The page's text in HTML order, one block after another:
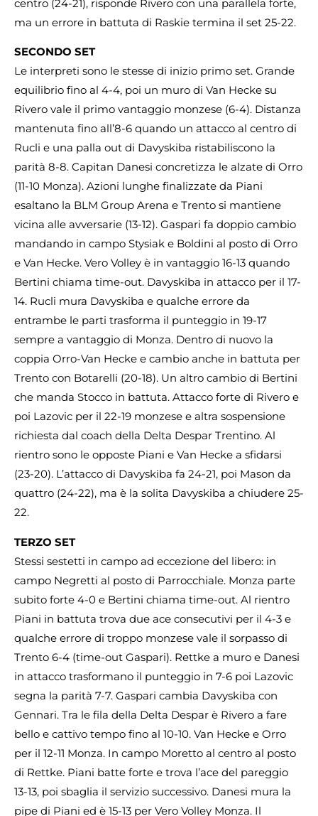
centro (24-21), risponde Rivero con una parallela forte,
ma un errore in battuta di Raskie termina il set 25-22.
SECONDO SET
Le interpreti sono le stesse di inizio primo set. Grande
equilibrio fino al 4-4, poi un muro di Van Hecke su
Rivero vale il primo vantaggio monzese (6-4). Distanza
mantenuta fino all’8-6 quando un attacco al centro di
Rucli e una palla out di Davyskiba ristabiliscono la
parità 8-8. Capitan Danesi concretizza le alzate di Orro
(11-10 Monza). Azioni lunghe finalizzate da Piani
esaltano la BLM Group Arena e Trento si mantiene
vicina alle avversarie (13-12). Gaspari fa doppio cambio
mandando in campo Stysiak e Boldini al posto di Orro
e Van Hecke. Vero Volley è in vantaggio 16-13 quando
Bertini chiama time-out. Davyskiba in attacco per il 17-
14. Rucli mura Davyskiba e qualche errore da
entrambe le parti trasforma il punteggio in 19-17
sempre a vantaggio di Monza. Dentro di nuovo la
coppia Orro-Van Hecke e cambio anche in battuta per
Trento con Botarelli (20-18). Un altro cambio di Bertini
che manda Stocco in battuta. Attacco forte di Rivero e
poi Lazovic per il 22-19 monzese e altra sospensione
richiesta dal coach della Delta Despar Trentino. Al
rientro sono le opposte Piani e Van Hecke a sfidarsi
(23-20). L’attacco di Davyskiba fa 24-21, poi Mason da
quattro (24-22), ma è la solita Davyskiba a chiudere 25-
22.
TERZO SET
Stessi sestetti in campo ad eccezione del libero: in
campo Negretti al posto di Parrocchiale. Monza parte
subito forte 4-0 e Bertini chiama time-out. Al rientro
Piani in battuta trova due ace consecutivi per il 4-3 e
qualche errore di troppo monzese vale il sorpasso di
Trento 6-4 (time-out Gaspari). Rettke a muro e Danesi
in attacco trasformano il punteggio in 7-6 poi Lazovic
segna la parità 7-7. Gaspari cambia Davyskiba con
Gennari. Tra le fila della Delta Despar è Rivero a fare
bello e cattivo tempo fino al 10-10. Van Hecke e Orro
per il 12-11 Monza. In campo Moretto al centro al posto
di Rettke. Piani batte forte e trova l’ace del pareggio
13-13, poi sbaglia il servizio successivo. Danesi mura la
pipe di Piani ed è 15-13 per Vero Volley Monza. Il